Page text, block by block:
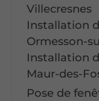
Villecresnes
Installation
Ormesson-
Installation
Maur-des-
Pose de